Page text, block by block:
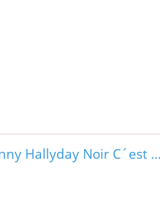
Johnny Hallyday Noir C´est Noir